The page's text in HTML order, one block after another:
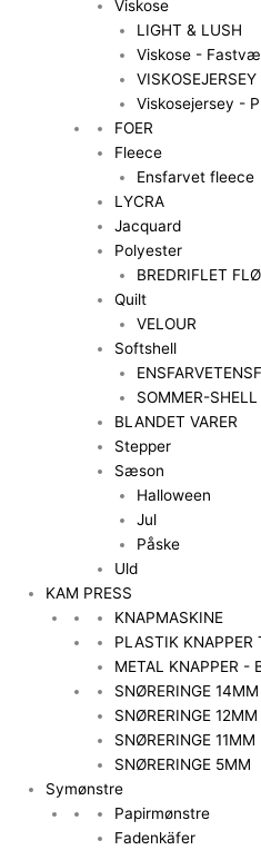
Viskose
LIGHT & LUSH
Viskose -
Viskosejersey -
FOER
Fleece
Ensfarvet fleece
LYCRA
Jacquard
Polyester
BREDRIFLET
Quilt
VELOUR
Softshell
ENSFARVET
SOMMER-SHELL
BLANDET VARER
Stepper
Sæson
Halloween
Jul
Påske
Uld
KAM PRESS
KNAPMASKINE
PLASTIK KNAPPER
METAL KNAPPER -
SNØRERINGE 14MM
SNØRERINGE 12MM
SNØRERINGE 11MM
SNØRERINGE 5MM
Symønstre
Papirmønstre
Fadenkäfer